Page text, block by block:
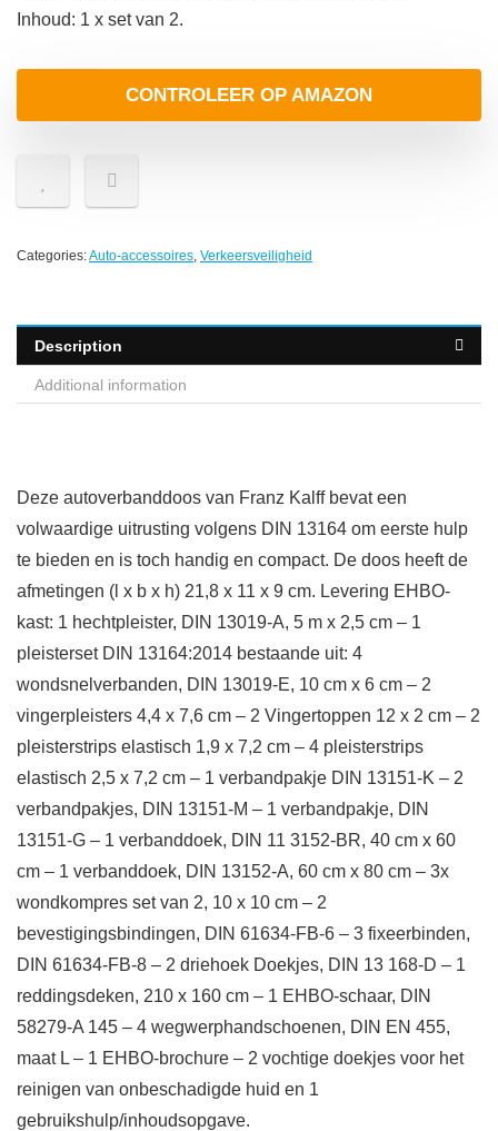
Inhoud: 1 x set van 2.
CONTROLEER OP AMAZON
Categories:Auto-accessoires, Verkeersveiligheid
Description
Additional information
Deze autoverbanddoos van Franz Kalff bevat een
volwaardige uitrusting volgens DIN 13164 om eerste hulp
te bieden en is toch handig en compact. De doos heeft de
afmetingen (l x b x h) 21,8 x 11 x 9 cm. Levering EHBO-
kast: 1 hechtpleister, DIN 13019-A, 5 m x 2,5 cm – 1
pleisterset DIN 13164:2014 bestaande uit: 4
wondsnelverbanden, DIN 13019-E, 10 cm x 6 cm – 2
vingerpleisters 4,4 x 7,6 cm – 2 Vingertoppen 12 x 2 cm – 2
pleisterstrips elastisch 1,9 x 7,2 cm – 4 pleisterstrips
elastisch 2,5 x 7,2 cm – 1 verbandpakje DIN 13151-K – 2
verbandpakjes, DIN 13151-M – 1 verbandpakje, DIN
13151-G – 1 verbanddoek, DIN 11 3152-BR, 40 cm x 60
cm – 1 verbanddoek, DIN 13152-A, 60 cm x 80 cm – 3x
wondkompres set van 2, 10 x 10 cm – 2
bevestigingsbindingen, DIN 61634-FB-6 – 3 fixeerbinden,
DIN 61634-FB-8 – 2 driehoek Doekjes, DIN 13 168-D – 1
reddingsdeken, 210 x 160 cm – 1 EHBO-schaar, DIN
58279-A 145 – 4 wegwerphandschoenen, DIN EN 455,
maat L – 1 EHBO-brochure – 2 vochtige doekjes voor het
reinigen van onbeschadigde huid en 1
gebruikshulp/inhoudsopgave.